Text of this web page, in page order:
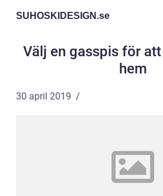
SUHOSKIDESIGN.se
Välj en gasspis för
hem
30 april 2019